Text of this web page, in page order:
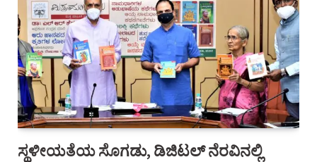
ಸ್ಥಳೀಯತೆಯ ಸೊಗಡು, ಡಿಜಿಟಲ್‌ ನೆರವಿನಲ್ಲಿ